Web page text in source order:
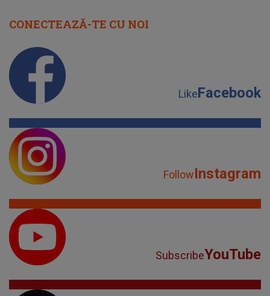
CONECTEAZĂ-TE CU NOI
LikeFacebook
FollowInstagram
SubscribeYouTube